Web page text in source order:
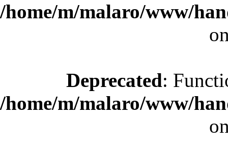
/home/m/malaro/www/
Deprecated:
/home/m/malaro/www/